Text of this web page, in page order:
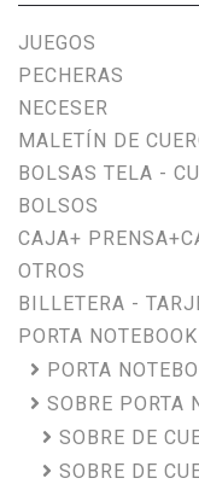
JUEGOS
PECHERAS
NECESER
MALETÍN DE
BOLSAS TELA -
BOLSOS
CAJA+
OTROS
BILLETERA -
PORTA NOTEBOOK
PORTA
SOBRE PORTA
SOBRE DE
SOBRE DE